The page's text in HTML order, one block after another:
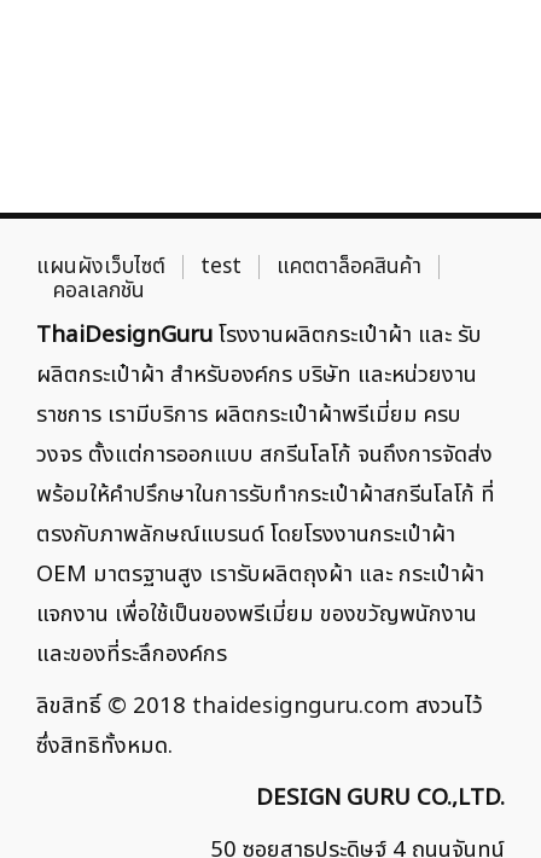
แผนผังเว็บไซต์ test แคตตาล็อคสินค้า
คอลเลกชัน
ThaiDesignGuruโรงงานผลิตกระเป๋าผ้า และ รับ
ผลิตกระเป๋าผ้า สำหรับองค์กร บริษัท และหน่วยงาน
ราชการ เรามีบริการ ผลิตกระเป๋าผ้าพรีเมี่ยม ครบ
วงจร ตั้งแต่การออกแบบ สกรีนโลโก้ จนถึงการจัดส่ง
พร้อมให้คำปรึกษาในการรับทำกระเป๋าผ้าสกรีนโลโก้ ที่
ตรงกับภาพลักษณ์แบรนด์ โดยโรงงานกระเป๋าผ้า
OEM มาตรฐานสูง เรารับผลิตถุงผ้า และ กระเป๋าผ้า
แจกงาน เพื่อใช้เป็นของพรีเมี่ยม ของขวัญพนักงาน
และของที่ระลึกองค์กร
ลิขสิทธิ์ © 2018 thaidesignguru.com สงวนไว้
ซึ่งสิทธิทั้งหมด.
DESIGN GURU CO.,LTD.
50 ซอยสาธุประดิษฐ์ 4 ถนนจันทน์